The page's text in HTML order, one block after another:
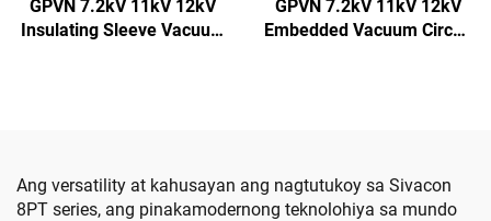
GPVN 7.2kV 11kV 12kV
Insulating Sleeve Vacuum
GPVN 7.2kV 11kV 12kV
Embedded Vacuum Circuit
Ang versatility at kahusayan ang nagtutukoy sa Sivacon
8PT series, ang pinakamodernong teknolohiya sa mundo